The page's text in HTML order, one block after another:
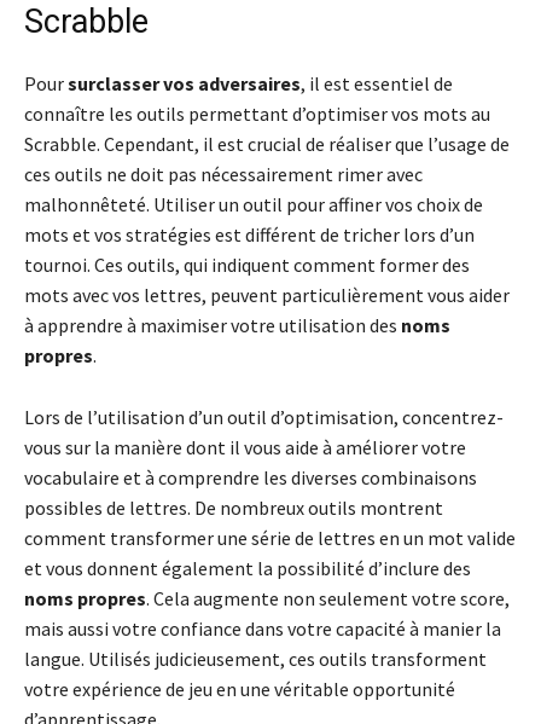
Scrabble
Poursurclasser vos adversaires, il est essentiel de
connaître les outils permettant d’optimiser vos mots au
Scrabble. Cependant, il est crucial de réaliser que l’usage de
ces outils ne doit pas nécessairement rimer avec
malhonnêteté. Utiliser un outil pour affiner vos choix de
mots et vos stratégies est différent de tricher lors d’un
tournoi. Ces outils, qui indiquent comment former des
mots avec vos lettres, peuvent particulièrement vous aider
à apprendre à maximiser votre utilisation des noms
propres.
Lors de l’utilisation d’un outil d’optimisation, concentrez-
vous sur la manière dont il vous aide à améliorer votre
vocabulaire et à comprendre les diverses combinaisons
possibles de lettres. De nombreux outils montrent
comment transformer une série de lettres en un mot valide
et vous donnent également la possibilité d’inclure des
noms propres. Cela augmente non seulement votre score,
mais aussi votre confiance dans votre capacité à manier la
langue. Utilisés judicieusement, ces outils transforment
votre expérience de jeu en une véritable opportunité
d’apprentissage.